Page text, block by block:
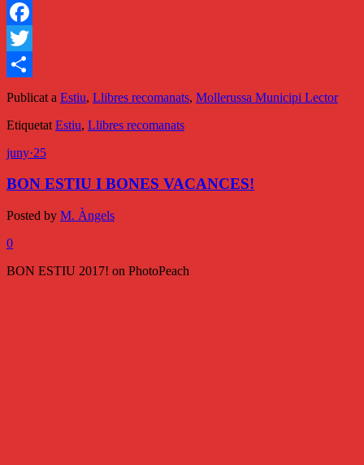
Facebook
Twitter
Comparteix
Publicat a Estiu, Llibres recomanats, Mollerussa Municipi Lector
Etiquetat Estiu, Llibres recomanats
juny·25
BON ESTIU I BONES VACANCES!
Posted by M. Àngels
0
BON ESTIU 2017! on PhotoPeach